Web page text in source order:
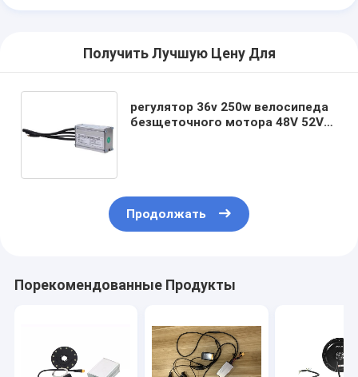
Получить Лучшую Цену Для
регулятор 36v 250w велосипеда
безщеточного мотора 48V 52V
Продолжать
Порекомендованные Продукты